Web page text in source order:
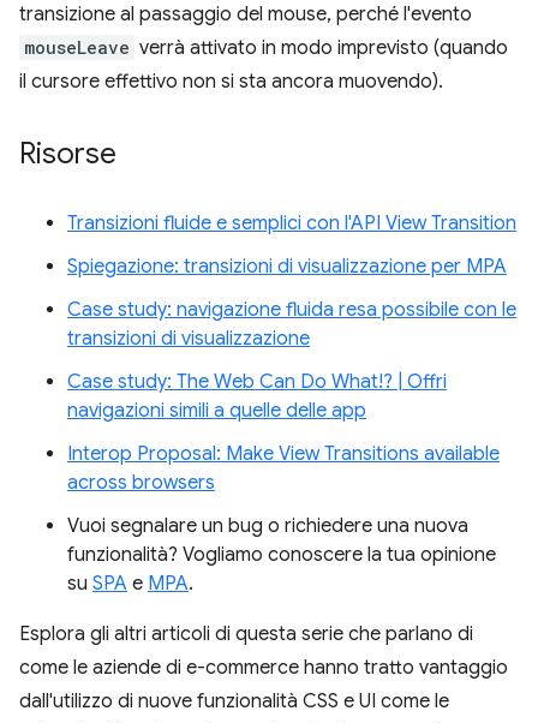
transizione al passaggio del mouse, perché l'evento
mouseLeave verrà attivato in modo imprevisto (quando
il cursore effettivo non si sta ancora muovendo).
Risorse
Transizioni fluide e semplici con l'API View Transition
Spiegazione: transizioni di visualizzazione per MPA
Case study: navigazione fluida resa possibile con le
transizioni di visualizzazione
Case study: The Web Can Do What!? | Offri
navigazioni simili a quelle delle app
Interop Proposal: Make View Transitions available
across browsers
Vuoi segnalare un bug o richiedere una nuova
funzionalità? Vogliamo conoscere la tua opinione
su SPA e MPA.
Esplora gli altri articoli di questa serie che parlano di
come le aziende di e-commerce hanno tratto vantaggio
dall'utilizzo di nuove funzionalità CSS e UI come le